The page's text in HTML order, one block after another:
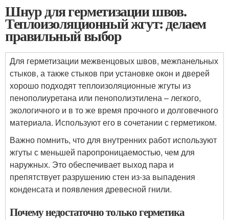
Шнур для герметизации швов.
Теплоизоляционный жгут: делаем
правильный выбор
Для герметизации межвенцовых швов, межпанельных
стыков, а также стыков при установке окон и дверей
хорошо подходят теплоизоляционные жгуты из
пенополиуретана или пенополиэтилена – легкого,
экологичного и в то же время прочного и долговечного
материала. Используют его в сочетании с герметиком.
Важно помнить, что для внутренних работ используют
жгуты с меньшей паропроницаемостью, чем для
наружных. Это обеспечивает выход пара и
препятствует разрушению стен из-за выпадения
конденсата и появления древесной гнили.
Почему недостаточно только герметика